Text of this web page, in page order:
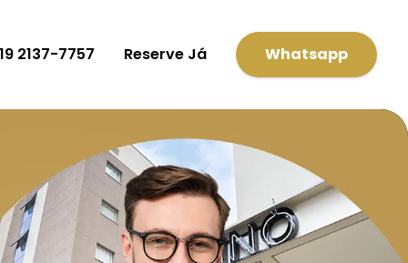
2137-7757 Reserve Já Whatsapp